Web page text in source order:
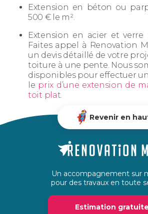
Extension en béton ou
500 € le m².
Extension en acier et verre
Faites appel à Renovation
un devis détaillé de votre
toiture à une pente. Nous
disponibles pour effectuer
le prix d’une extension de
toit plat
Revenir en
Un accompagnement sur
pour des travaux en toute
Estimation gratuite